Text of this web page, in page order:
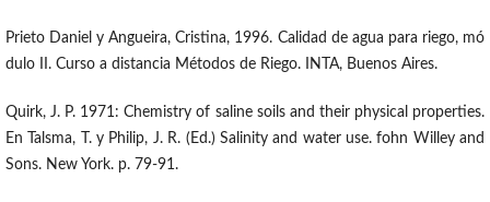
Prieto Daniel y Angueira, Cristina, 1996. Calidad de agua para riego, mó
dulo II. Curso a distancia Métodos de Riego. INTA, Buenos Aires.
Quirk, J. P. 1971: Chemistry of saline soils and their physical properties.
En Talsma, T. y Philip, J. R. (Ed.) Salinity and water use. fohn Willey and
Sons. New York. p. 79-91.